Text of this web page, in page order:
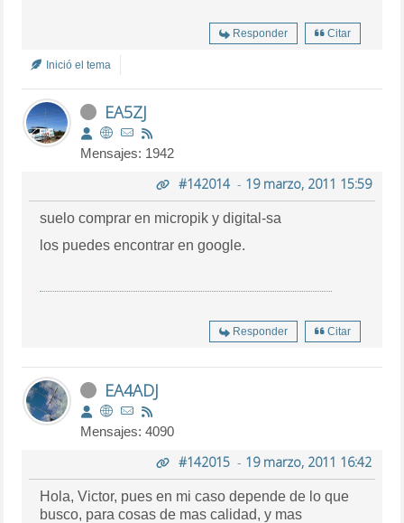
Responder Citar
Inició el tema
EA5ZJ
Mensajes: 1942
#142014- 19 marzo, 2011 15:59
suelo comprar en micropik y digital-sa
los puedes encontrar en google.
Responder Citar
EA4ADJ
Mensajes: 4090
#142015- 19 marzo, 2011 16:42
Hola, Victor, pues en mi caso depende de lo que
busco, para cosas de mas calidad, y mas